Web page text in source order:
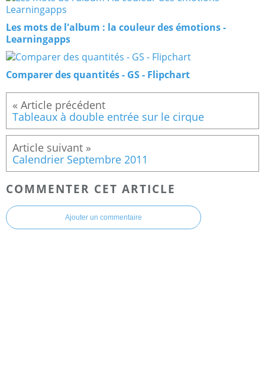
Les mots de l'album : la couleur des émotions -
Learningapps
Comparer des quantités - GS - Flipchart
Tableaux à double entrée sur le cirque
Calendrier Septembre 2011
COMMENTER CET ARTICLE
Ajouter un commentaire